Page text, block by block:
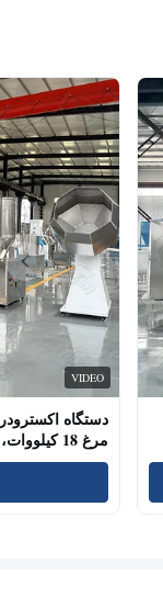
VIDEO
دستگاه
مرغ 18
پروتئین بالا،